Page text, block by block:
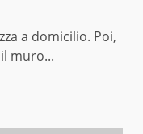
a domicilio. Poi,
muro...